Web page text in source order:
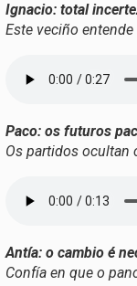
Ignacio: total
Este veciño
Paco: os futuros
Os partidos ocultan
Antía: o cambio é
Confía en que o